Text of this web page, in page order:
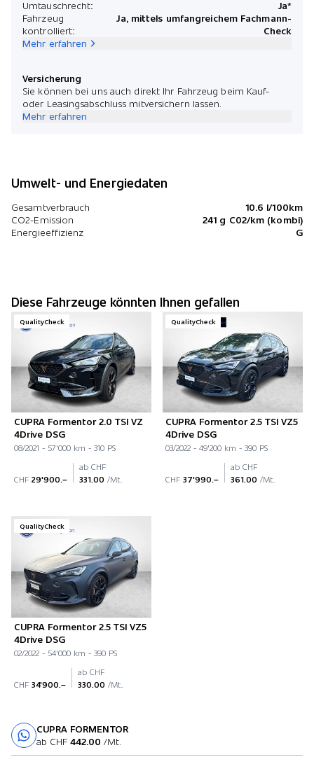
Umtauschrecht:
Ja*
Fahrzeug
kontrolliert:
Ja, mittels umfangreichem Fachmann-
Check
Mehr erfahren
Versicherung
Sie können bei uns auch direkt Ihr Fahrzeug beim Kauf-
oder Leasingsabschluss mitversichern lassen.
Mehr erfahren
Umwelt- und Energiedaten
Gesamtverbrauch
10.6 l/100km
CO2-Emission
241 g C02/km (kombi)
Energieeffizienz
G
Diese Fahrzeuge könnten Ihnen gefallen
QualityCheck
CUPRA Formentor 2.0 TSI VZ
4Drive DSG
08/2021 - 57'000 km - 310 PS
CHF 29'900.–
ab CHF
331.00 /Mt.
QualityCheck
CUPRA Formentor 2.5 TSI VZ5
4Drive DSG
03/2022 - 49'200 km - 390 PS
CHF 37'990.–
ab CHF
361.00 /Mt.
QualityCheck
CUPRA Formentor 2.5 TSI VZ5
4Drive DSG
02/2022 - 54'000 km - 390 PS
CHF 34'900.–
ab CHF
330.00 /Mt.
CUPRA FORMENTOR
ab CHF 442.00 /Mt.